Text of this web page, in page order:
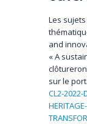
Les
and
« A
sur le
CL2-2022-